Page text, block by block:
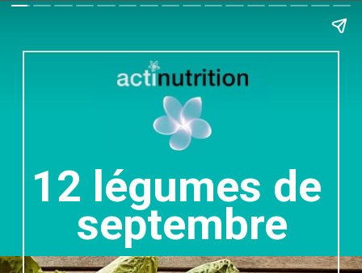
12 légumes de
septembre